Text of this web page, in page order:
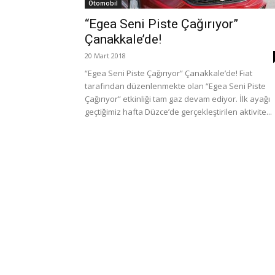
Otomobil
“Egea Seni Piste Çağırıyor”
Çanakkale’de!
20 Mart 2018
“Egea Seni Piste Çağırıyor” Çanakkale’de! Fiat
tarafından düzenlenmekte olan “Egea Seni Piste
Çağırıyor” etkinliği tam gaz devam ediyor. İlk ayağı
geçtiğimiz hafta Düzce’de gerçekleştirilen aktivite...